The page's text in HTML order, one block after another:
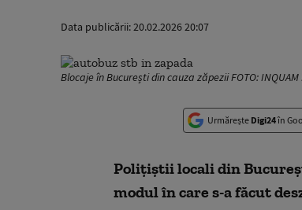
Data publicării:20.02.2026 20:07
Blocaje în București din cauza zăpezii FOTO: INQUAM
Urmărește Digi24în
Poliţiştii locali din
modul în care s-a făcut